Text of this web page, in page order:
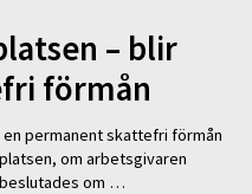
– blir
förmån
permanent skattefri förmån
om arbetsgivaren
om …